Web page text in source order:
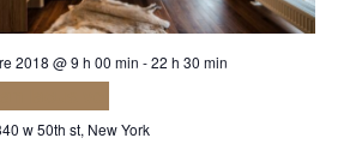
2018 @ 9 h 00 min -22 h 30 min
w 50th st, New York